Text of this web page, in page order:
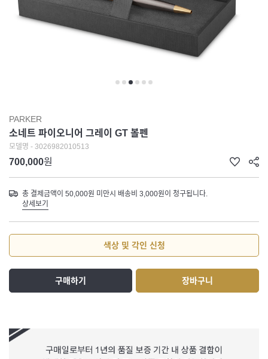
PARKER
소네트 파이오니어 그레이 GT 볼펜
모델명 - 3026982010513
700,000원
총 결제금액이 50,000원 미만시 배송비 3,000원이 청구됩니다.
상세보기
색상 및 각인 신청
구매하기 장바구니